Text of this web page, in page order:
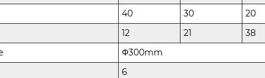
40 30 20
12 21 38
Φ300mm
6